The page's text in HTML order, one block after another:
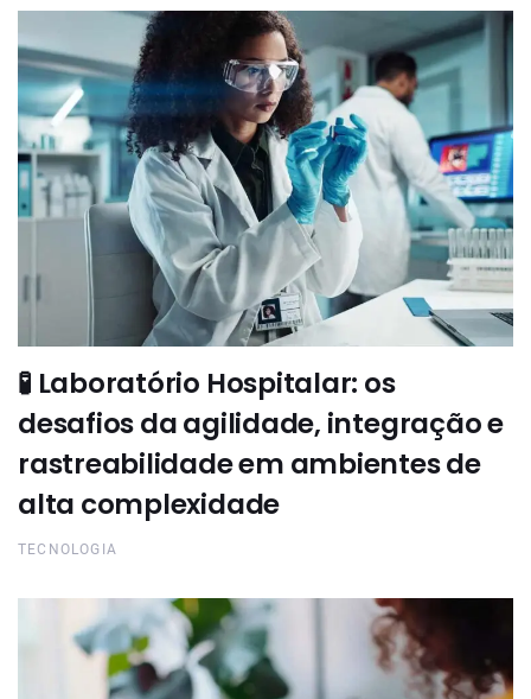
🧪 Laboratório Hospitalar: os
desafios da agilidade, integração e
rastreabilidade em ambientes de
alta complexidade
TECNOLOGIA